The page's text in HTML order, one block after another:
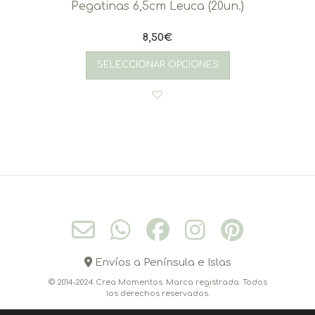
Pegatinas 6,5cm Leuca (20un.)
8,50€
SELECCIONAR OPCIONES
Envíos a Península e Islas
© 2014-2024 Crea Momentos. Marca registrada. Todos
los derechos reservados.